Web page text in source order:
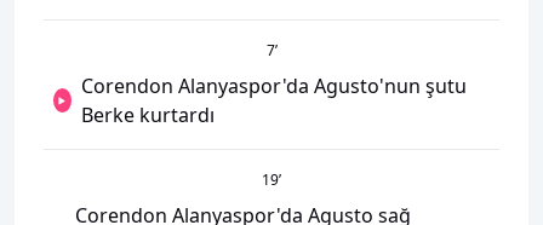
7’
Corendon Alanyaspor'da Agusto'nun şutu
Berke kurtardı
19’
Corendon Alanyaspor'da Agusto sağ